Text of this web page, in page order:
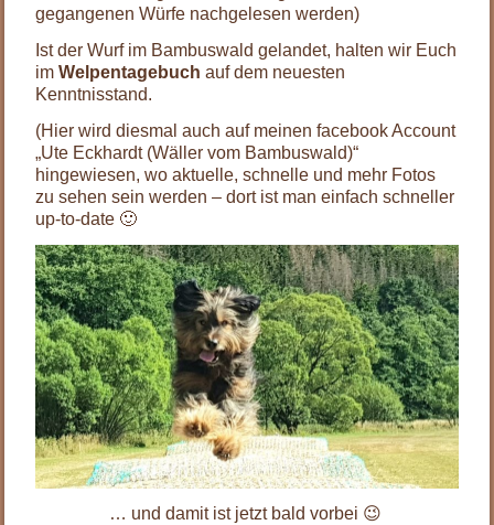
gegangenen Würfe nachgelesen werden)
Ist der Wurf im Bambuswald gelandet, halten wir Euch
imWelpentagebuchauf dem neuesten
Kenntnisstand.
(Hier wird diesmal auch auf meinen facebook Account
„Ute Eckhardt (Wäller vom Bambuswald)“
hingewiesen, wo aktuelle, schnelle und mehr Fotos
zu sehen sein werden – dort ist man einfach schneller
up-to-date 🙂
… und damit ist jetzt bald vorbei 😉